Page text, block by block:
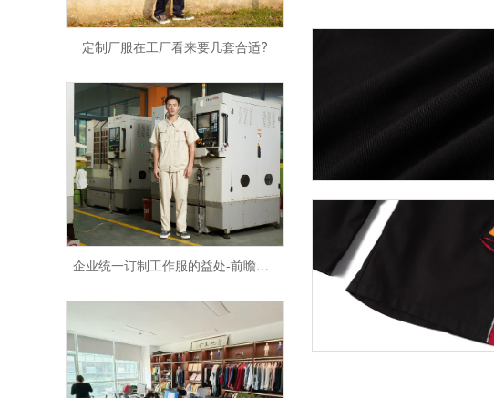
定制厂服在工厂看来要几套合适?
企业统一订制工作服的益处-前瞻服饰